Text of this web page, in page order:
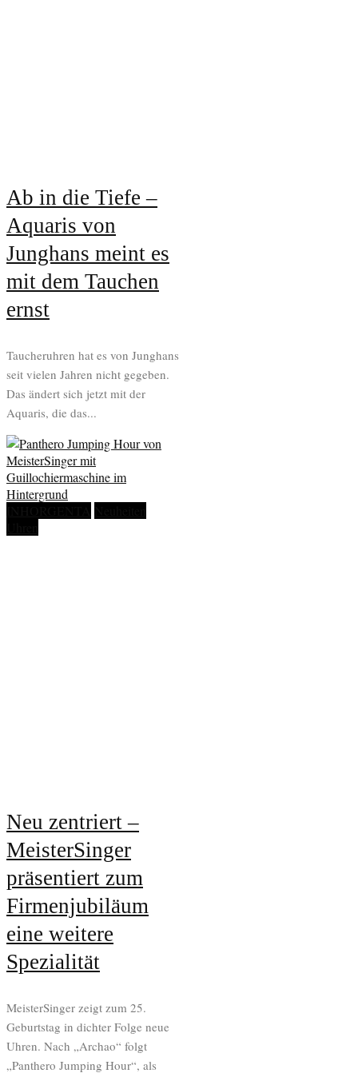
Ab in die Tiefe –
Aquaris von
Junghans meint es
mit dem Tauchen
ernst
Taucheruhren hat es von Junghans
seit vielen Jahren nicht gegeben.
Das ändert sich jetzt mit der
Aquaris, die das...
Neu zentriert –
MeisterSinger
präsentiert zum
Firmenjubiläum
eine weitere
Spezialität
MeisterSinger zeigt zum 25.
Geburtstag in dichter Folge neue
Uhren. Nach „Archao“ folgt
„Panthero Jumping Hour“, als